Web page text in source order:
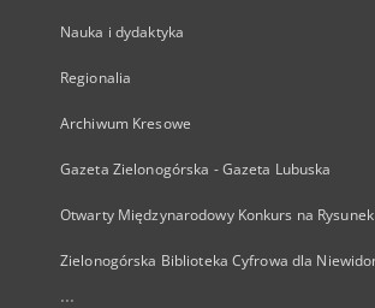
Nauka i dydaktyka
Regionalia
Archiwum Kresowe
Gazeta Zielonogórska - Gazeta Lubuska
Otwarty Międzynarodowy Konkurs na
Zielonogórska Biblioteka Cyfrowa dla
...